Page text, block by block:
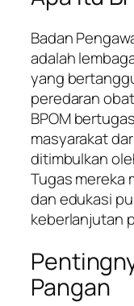
Badan
adalah
yang
peredaran
BPOM
masyarakat
ditimbulkan
Tugas mereka
dan edukasi
keberlanjutan
Pangan